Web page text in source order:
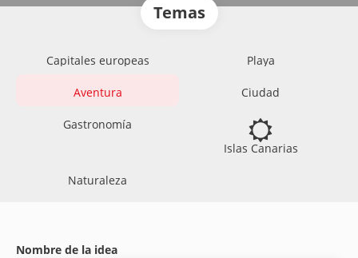
Temas
Capitales europeas Playa
Aventura Ciudad
Gastronomía
Islas Canarias
Naturaleza
Nombre de la idea